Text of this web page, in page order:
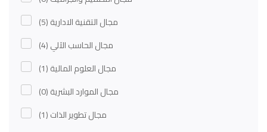
مجال التقنية الادارية(5)
مجال الحاسب الآلي(4)
مجال العلوم المالية(1)
مجال الموارد البشرية(0)
مجال تطوير الذات(1)